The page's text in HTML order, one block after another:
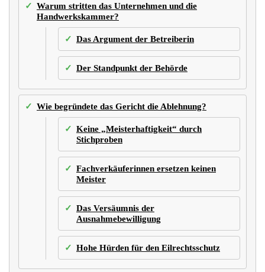
Warum stritten das Unternehmen und die
Handwerkskammer?
Das Argument der Betreiberin
Der Standpunkt der Behörde
Wie begründete das Gericht die Ablehnung?
Keine „Meisterhaftigkeit“ durch
Stichproben
Fachverkäuferinnen ersetzen keinen
Meister
Das Versäumnis der
Ausnahmebewilligung
Hohe Hürden für den Eilrechtsschutz